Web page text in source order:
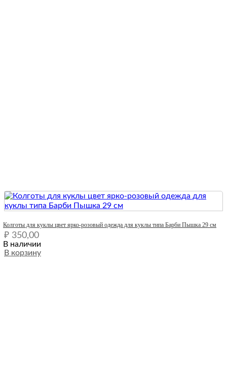
Колготы для куклы цвет ярко-розовый одежда для куклы типа Барби Пышка 29 см
₽ 350,00
В наличии
В корзину